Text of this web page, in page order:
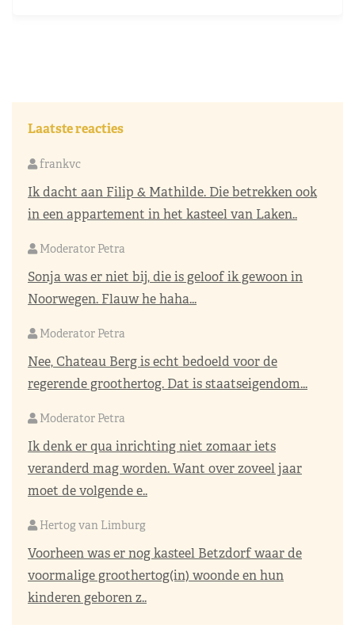
Laatste reacties
frankvc
Ik dacht aan Filip & Mathilde. Die betrekken ook
in een appartement in het kasteel van Laken..
Moderator Petra
Sonja was er niet bij, die is geloof ik gewoon in
Noorwegen. Flauw he haha...
Moderator Petra
Nee, Chateau Berg is echt bedoeld voor de
regerende groothertog. Dat is staatseigendom...
Moderator Petra
Ik denk er qua inrichting niet zomaar iets
veranderd mag worden. Want over zoveel jaar
moet de volgende e..
Hertog van Limburg
Voorheen was er nog kasteel Betzdorf waar de
voormalige groothertog(in) woonde en hun
kinderen geboren z..